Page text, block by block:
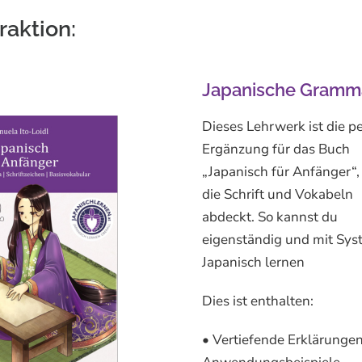
Japanische
Dieses Lehrwerk ist die
Ergänzung für das Buch
„Japanisch für
die Schrift und Vokabeln
abdeckt. So kannst du
eigenständig und mit
Japanisch lernen
Dies ist enthalten:
• Vertiefende